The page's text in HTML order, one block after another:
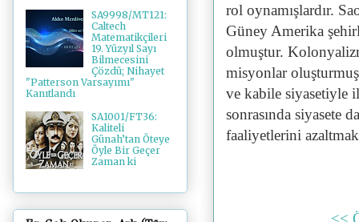
rol oynamışlardır.
Güney Amerika
olmuştur.
misyonlar
ve kabile siyasetiyle
sonrasında siyasete
faaliyetlerini
<<
SA9998/MT121:
Caltech
Matematikçileri
19. Yüzyıl Sayı
Bilmecesini
Çözdü; Nihayet
"Patterson Varsayımı"
Kanıtlandı
SA1001/FT36:
Kaliteli
Günah’tan Öteye
Öyle Bir Geçer
Zaman ki